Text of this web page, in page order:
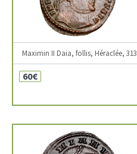
Maximin II Daia, follis, Héraclée, 313
60€